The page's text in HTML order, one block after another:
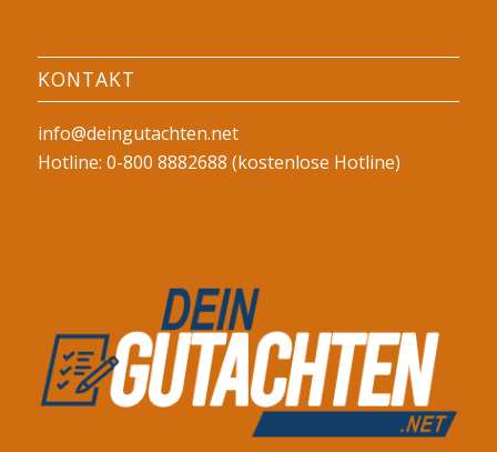
KONTAKT
info@deingutachten.net
Hotline: 0-800 8882688 (kostenlose Hotline)